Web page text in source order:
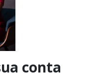
conta